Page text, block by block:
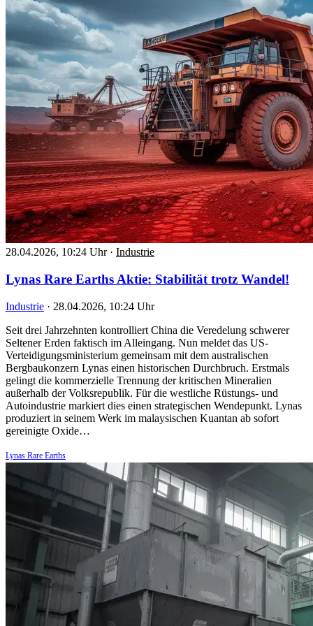
28.04.2026, 10:24 Uhr · Industrie
Lynas Rare Earths Aktie: Stabilität trotz Wandel!
Industrie · 28.04.2026, 10:24 Uhr
Seit drei Jahrzehnten kontrolliert China die Veredelung schwerer
Seltener Erden faktisch im Alleingang. Nun meldet das US-
Verteidigungsministerium gemeinsam mit dem australischen
Bergbaukonzern Lynas einen historischen Durchbruch. Erstmals
gelingt die kommerzielle Trennung der kritischen Mineralien
außerhalb der Volksrepublik. Für die westliche Rüstungs- und
Autoindustrie markiert dies einen strategischen Wendepunkt. Lynas
produziert in seinem Werk im malaysischen Kuantan ab sofort
gereinigte Oxide…
Lynas Rare Earths